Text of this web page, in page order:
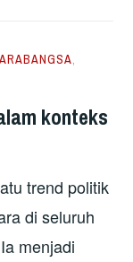
,
konteks
trend politik
di seluruh
menjadi